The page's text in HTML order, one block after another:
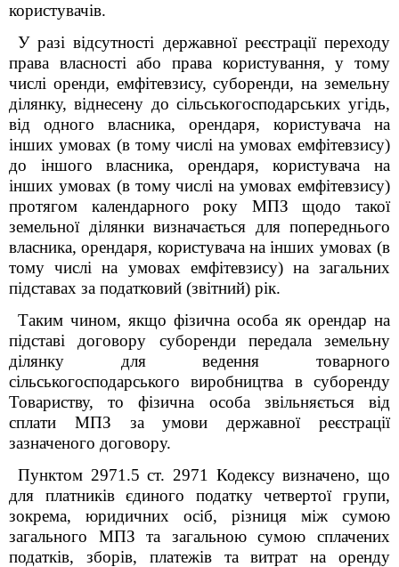
користувачів.
У разі відсутності державної реєстрації переходу
права власності або права користування, у тому
числі оренди, емфітевзису, суборенди, на земельну
ділянку, віднесену до сільськогосподарських угідь,
від одного власника, орендаря, користувача на
інших умовах (в тому числі на умовах емфітевзису)
до іншого власника, орендаря, користувача на
інших умовах (в тому числі на умовах емфітевзису)
протягом календарного року МПЗ щодо такої
земельної ділянки визначається для попереднього
власника, орендаря, користувача на інших умовах (в
тому числі на умовах емфітевзису) на загальних
підставах за податковий (звітний) рік.
Таким чином, якщо фізична особа як орендар на
підставі договору суборенди передала земельну
ділянку для ведення товарного
сільськогосподарського виробництва в суборенду
Товариству, то фізична особа звільняється від
сплати МПЗ за умови державної реєстрації
зазначеного договору.
Пунктом 2971 .5 ст. 2971
Кодексу визначено, що
для платників єдиного податку четвертої групи,
зокрема, юридичних осіб, різниця між сумою
загального МПЗ та загальною сумою сплачених
податків, зборів, платежів та витрат на оренду